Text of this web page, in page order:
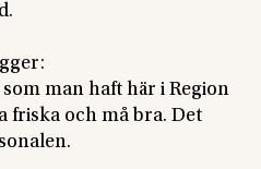
man haft här i Region
friska och må bra. Det